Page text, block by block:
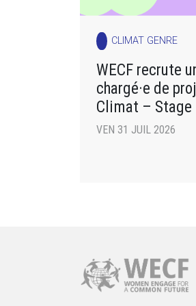
CLIMAT GENRE
WECF recrute
chargé·e de
Climat – Stage
VEN 31 JUIL 2026